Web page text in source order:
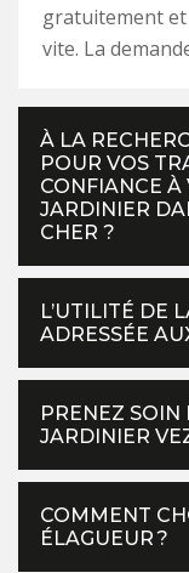
gratuitement et
vite. La
À LA
POUR VOS
CONFIANCE
JARDINIER
CHER ?
L’UTILITÉ DE
ADRESSÉE
PRENEZ SOIN
JARDINIER
COMMENT
ÉLAGUEUR ?